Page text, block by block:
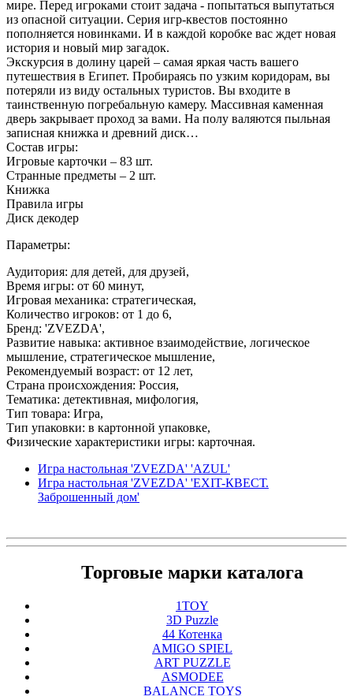
мире. Перед игроками стоит задача - попытаться выпутаться
из опасной ситуации. Серия игр-квестов постоянно
пополняется новинками. И в каждой коробке вас ждет новая
история и новый мир загадок.
Экскурсия в долину царей – самая яркая часть вашего
путешествия в Египет. Пробираясь по узким коридорам, вы
потеряли из виду остальных туристов. Вы входите в
таинственную погребальную камеру. Массивная каменная
дверь закрывает проход за вами. На полу валяются пыльная
записная книжка и древний диск…
Состав игры:
Игровые карточки – 83 шт.
Странные предметы – 2 шт.
Книжка
Правила игры
Диск декодер
Параметры:
Аудитория: для детей, для друзей,
Время игры: от 60 минут,
Игровая механика: стратегическая,
Количество игроков: от 1 до 6,
Бренд: 'ZVEZDA',
Развитие навыка: активное взаимодействие, логическое
мышление, стратегическое мышление,
Рекомендуемый возраст: от 12 лет,
Страна происхождения: Россия,
Тематика: детективная, мифология,
Тип товара: Игра,
Тип упаковки: в картонной упаковке,
Физические характеристики игры: карточная.
Игра настольная 'ZVEZDA' 'AZUL'
Игра настольная 'ZVEZDA' 'EXIT-КВЕСТ.
Заброшенный дом'
Торговые марки каталога
1TOY
3D Puzzle
44 Котенка
AMIGO SPIEL
ART PUZZLE
ASMODEE
BALANCE TOYS